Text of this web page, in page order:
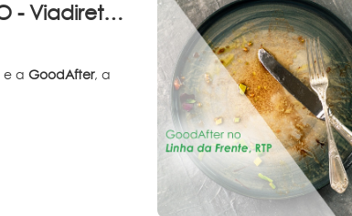
Parceria PRIO - Viadireta - Goodafter...
e aGoodAfter, a